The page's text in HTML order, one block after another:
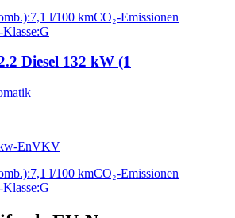
7,1 l/100 kmCO₂-Emissionen
Klasse:G
Diesel 132 kW (1
EnVKV
7,1 l/100 kmCO₂-Emissionen
Klasse:G